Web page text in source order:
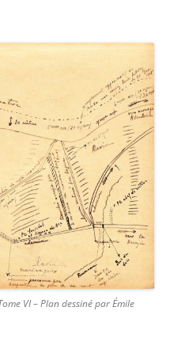
VI – Plan dessiné par Émile